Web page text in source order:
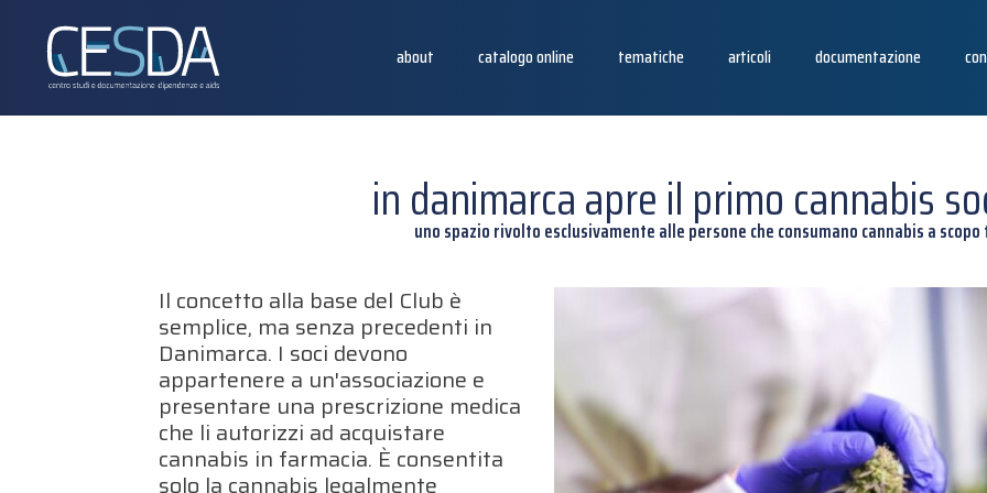
about catalogo online tematiche articoli documentazione
in danimarca apre il primo cannabis
uno spazio rivolto esclusivamente alle persone che consumano cannabis a
Il concetto alla base del Club è
semplice, ma senza precedenti in
Danimarca. I soci devono
appartenere a un'associazione e
presentare una prescrizione medica
che li autorizzi ad acquistare
cannabis in farmacia. È consentita
solo la cannabis legalmente